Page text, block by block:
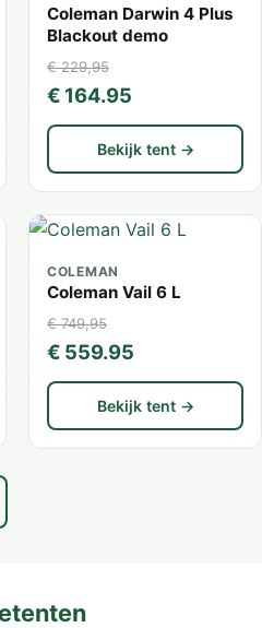
Coleman Darwin 4 Plus
Blackout demo
€ 229,95
€ 164.95
Bekijk tent →
COLEMAN
Coleman Vail 6 L
€ 749,95
€ 559.95
Bekijk tent →